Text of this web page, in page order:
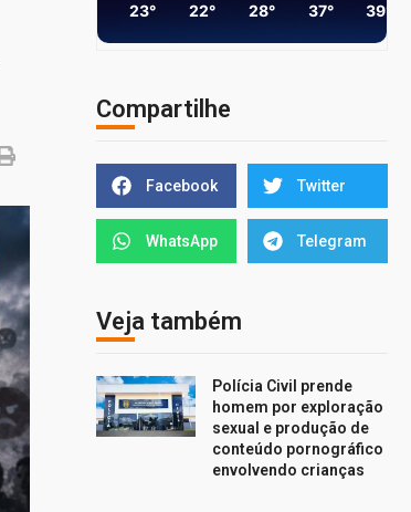
23° 22° 28° 37° 39°
Compartilhe
Facebook Twitter
WhatsApp Telegram
Veja também
Polícia Civil prende
homem por exploração
sexual e produção de
conteúdo pornográfico
envolvendo crianças